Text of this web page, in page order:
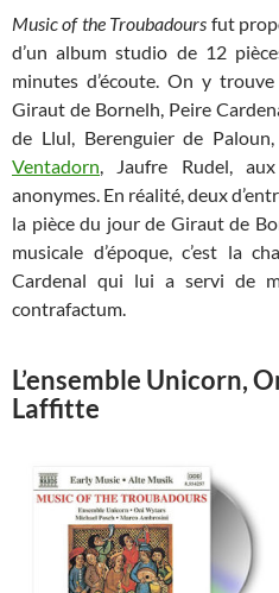
Music of the Troubadours fut
d’un album studio de 12
minutes d’écoute. On y
Giraut de Bornelh, Peire
de Llul, Berenguier de
Ventadorn, Jaufre Rudel,
anonymes. En réalité, deux
la pièce du jour de Giraut de
musicale d’époque, c’est la
Cardenal qui lui a servi de
contrafactum.
L’ensemble Unicorn,
Laffitte